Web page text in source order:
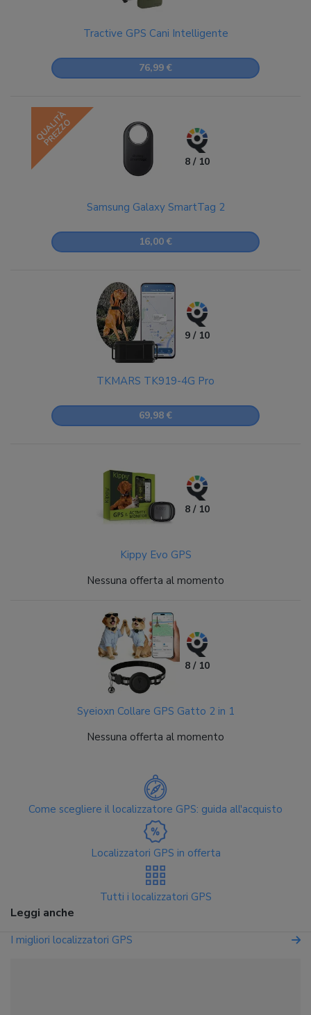
Tractive GPS Cani Intelligente
76,99 €
QUALITÀ
PREZZO
8 / 10
Samsung Galaxy SmartTag 2
16,00 €
9 / 10
TKMARS TK919-4G Pro
69,98 €
8 / 10
Kippy Evo GPS
Nessuna offerta al momento
8 / 10
Syeioxn Collare GPS Gatto 2 in 1
Nessuna offerta al momento
Come scegliere il localizzatore GPS: guida all'acquisto
Localizzatori GPS in offerta
Tutti i localizzatori GPS
Leggi anche
I migliori localizzatori GPS